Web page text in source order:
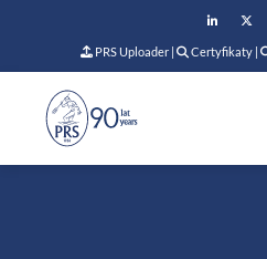
PRS Uploader | Certyfikaty |